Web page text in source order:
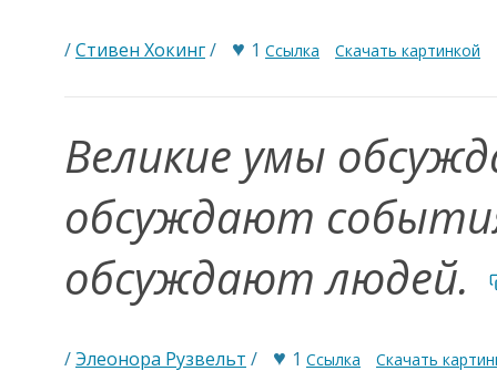
/Стивен Хокинг/ ♥ 1 Ссылка Скачать картинкой
Великие умы
обсуждают
обсуждают людей.
/Элеонора Рузвельт / ♥ 1 Ссылка Скачать